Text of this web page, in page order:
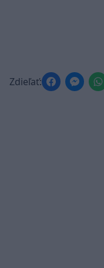
Zdieľať: